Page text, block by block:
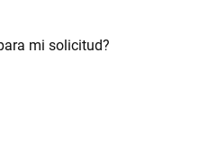
mi solicitud?